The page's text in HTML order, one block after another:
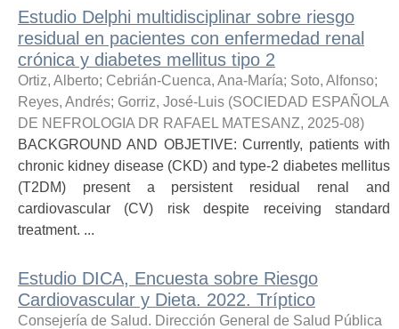
Estudio Delphi multidisciplinar sobre riesgo
residual en pacientes con enfermedad renal
crónica y diabetes mellitus tipo 2
Ortiz, Alberto; Cebrián-Cuenca, Ana-María; Soto, Alfonso;
Reyes, Andrés; Gorriz, José-Luis (SOCIEDAD ESPAÑOLA
DE NEFROLOGIA DR RAFAEL MATESANZ, 2025-08)
BACKGROUND AND OBJETIVE: Currently, patients with
chronic kidney disease (CKD) and type-2 diabetes mellitus
(T2DM) present a persistent residual renal and
cardiovascular (CV) risk despite receiving standard
treatment. ...
Estudio DICA, Encuesta sobre Riesgo
Cardiovascular y Dieta. 2022. Tríptico
Consejería de Salud. Dirección General de Salud Pública